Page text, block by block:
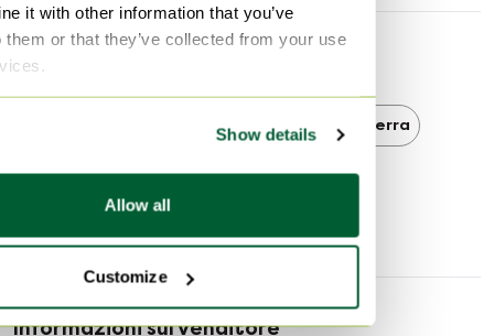
it with other information that you’ve
them or that they’ve collected from your use
Show details
Allow all
Customize
Vintage Lampade da terra
Informazioni sul venditore